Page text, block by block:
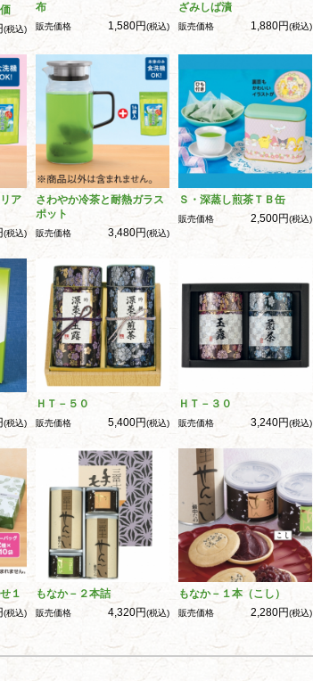
(税込)
布
販売価格 1,580円(税込)
ざみしば漬
販売価格 1,880円(税込)
ア
(税込)
さわやか冷茶と耐熱ガラス
ポット
販売価格 3,480円(税込)
Ｓ・深蒸し煎茶ＴＢ缶
販売価格 2,500円(税込)
(税込)
ＨＴ－５０
販売価格 5,400円(税込)
ＨＴ－３０
販売価格 3,240円(税込)
１
(税込)
もなか－２本詰
販売価格 4,320円(税込)
もなか－１本（こし）
販売価格 2,280円(税込)